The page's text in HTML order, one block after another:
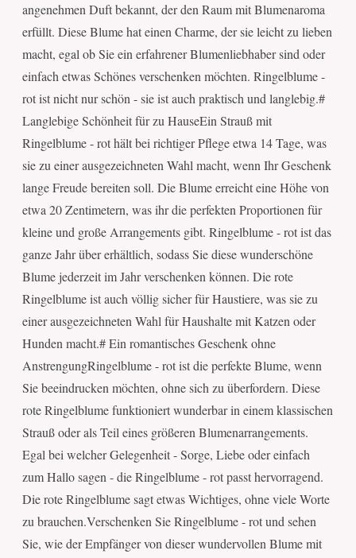
angenehmen Duft bekannt, der den Raum mit Blumenaroma
erfüllt. Diese Blume hat einen Charme, der sie leicht zu lieben
macht, egal ob Sie ein erfahrener Blumenliebhaber sind oder
einfach etwas Schönes verschenken möchten. Ringelblume -
rot ist nicht nur schön - sie ist auch praktisch und langlebig.#
Langlebige Schönheit für zu HauseEin Strauß mit
Ringelblume - rot hält bei richtiger Pflege etwa 14 Tage, was
sie zu einer ausgezeichneten Wahl macht, wenn Ihr Geschenk
lange Freude bereiten soll. Die Blume erreicht eine Höhe von
etwa 20 Zentimetern, was ihr die perfekten Proportionen für
kleine und große Arrangements gibt. Ringelblume - rot ist das
ganze Jahr über erhältlich, sodass Sie diese wunderschöne
Blume jederzeit im Jahr verschenken können. Die rote
Ringelblume ist auch völlig sicher für Haustiere, was sie zu
einer ausgezeichneten Wahl für Haushalte mit Katzen oder
Hunden macht.# Ein romantisches Geschenk ohne
AnstrengungRingelblume - rot ist die perfekte Blume, wenn
Sie beeindrucken möchten, ohne sich zu überfordern. Diese
rote Ringelblume funktioniert wunderbar in einem klassischen
Strauß oder als Teil eines größeren Blumenarrangements.
Egal bei welcher Gelegenheit - Sorge, Liebe oder einfach
zum Hallo sagen - die Ringelblume - rot passt hervorragend.
Die rote Ringelblume sagt etwas Wichtiges, ohne viele Worte
zu brauchen.Verschenken Sie Ringelblume - rot und sehen
Sie, wie der Empfänger von dieser wundervollen Blume mit